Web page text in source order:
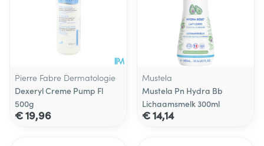
Pierre Fabre Dermatologie
Dexeryl Creme Pump Fl
500g
€ 19,96
Mustela
Mustela Pn Hydra Bb
Lichaamsmelk 300ml
€ 14,14